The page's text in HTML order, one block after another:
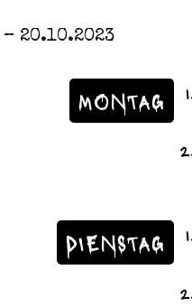
20.10.2023
MONTAG
DIENSTAG